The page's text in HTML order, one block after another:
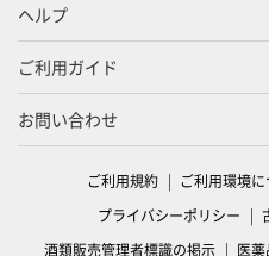
ヘルプ
ご利用ガイド
お問い合わせ
ご利用規約 ご利用環境
プライバシーポリシー
酒類販売管理者標識の掲示
医